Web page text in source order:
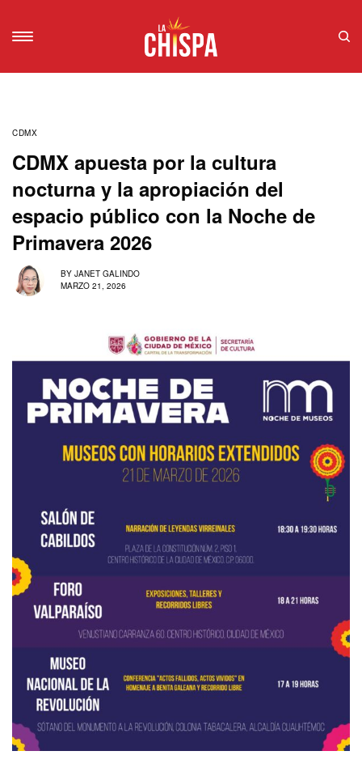
CDMX
CDMX apuesta por la cultura
nocturna y la apropiación del
espacio público con la Noche de
Primavera 2026
BY JANET GALINDO
MARZO 21, 2026